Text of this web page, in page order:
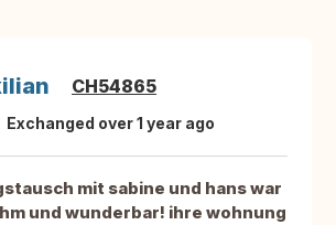
CH54865
Exchanged over 1 year ago
mit sabine und hans war
und wunderbar! ihre wohnung